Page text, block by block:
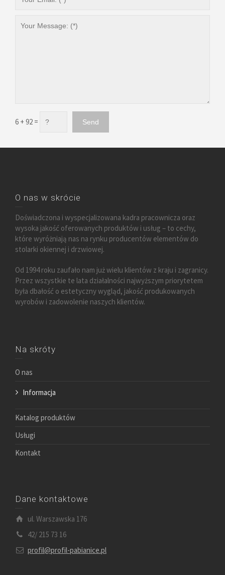
6 + 92 =
O nas w skrócie
Doświadczona i wyspecjalizowana kadra pracownicza oraz
wysoka jakość oferowanych produktów i usług – to cechy,
które wyróżniają nas na rynku producentów elementów do
stolarki okiennej i drzwiowej.
Od 1994 roku zaufało nam już wielu klientów z kraju i zagranicy.
Przez wszystkie te lata działalności najwyższym priorytetem
była dbałość o estetyczny wygląd, jakość produkowanych
wyrobów i zadowolenie naszych klientów.
Na skróty
O nas
Informacja
Katalog produktów
Usługi
Kontakt
Dane kontaktowe
ul. Warszawska 176
42/ 215 73 16
profil@profil-pabianice.pl